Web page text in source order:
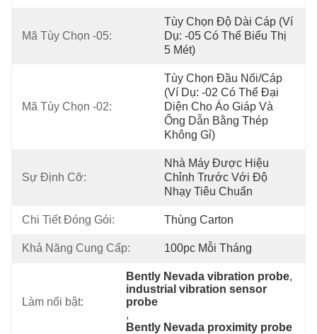
Mã Tùy Chọn -05:
Tùy Chọn Độ Dài Cáp (ví
Dụ: -05 Có Thể Biểu Thị
5 Mét)
Mã Tùy Chọn -02:
Tùy Chọn Đầu Nối/cáp
(ví Dụ: -02 Có Thể Đại
Diện Cho Áo Giáp Và
Ống Dẫn Bằng Thép
Không Gỉ)
Sự Định Cỡ:
Nhà Máy Được Hiệu
Chỉnh Trước Với Độ
Nhạy Tiêu Chuẩn
Chi Tiết Đóng Gói: Thùng Carton
Khả Năng Cung Cấp: 100pc Mỗi Tháng
Làm nổi bật:
Bently Nevada vibration probe
industrial vibration sensor
probe
,
Bently Nevada proximity probe